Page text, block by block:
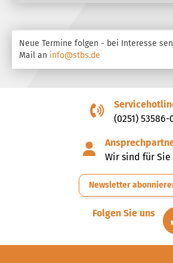
Neue Termine folgen - bei Interesse
Mail an info@stbs.de
(0251) 53586-
Wir sind für Sie
Newsletter
Folgen Sie uns